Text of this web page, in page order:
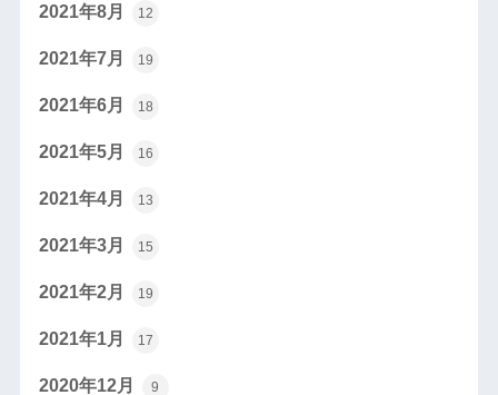
2021年8月 12
2021年7月 19
2021年6月 18
2021年5月 16
2021年4月 13
2021年3月 15
2021年2月 19
2021年1月 17
2020年12月 9